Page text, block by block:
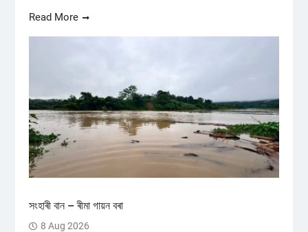
Read More
সংহাৰী বান – ৰীমা গায়ন বৰা
8 Aug 2026